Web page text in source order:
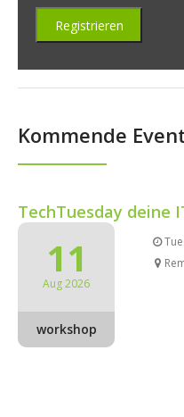
Kommende
TechTuesday deine
11
Aug 2026
workshop